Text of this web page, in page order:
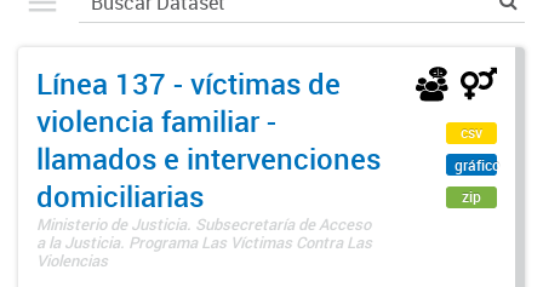
Línea 137 - víctimas de
violencia familiar -
llamados e intervenciones
domiciliarias
Ministerio de Justicia. Subsecretaría de Acceso
a la Justicia. Programa Las Víctimas Contra Las
Violencias
csv
gráfico
zip